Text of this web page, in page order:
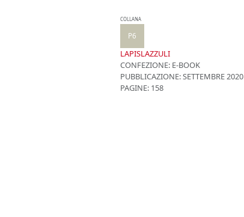
COLLANA
P6
LAPISLAZZULI
CONFEZIONE: E-BOOK
PUBBLICAZIONE:SETTEMBRE 2020
PAGINE: 158